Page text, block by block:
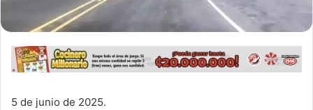
5 de junio de 2025.